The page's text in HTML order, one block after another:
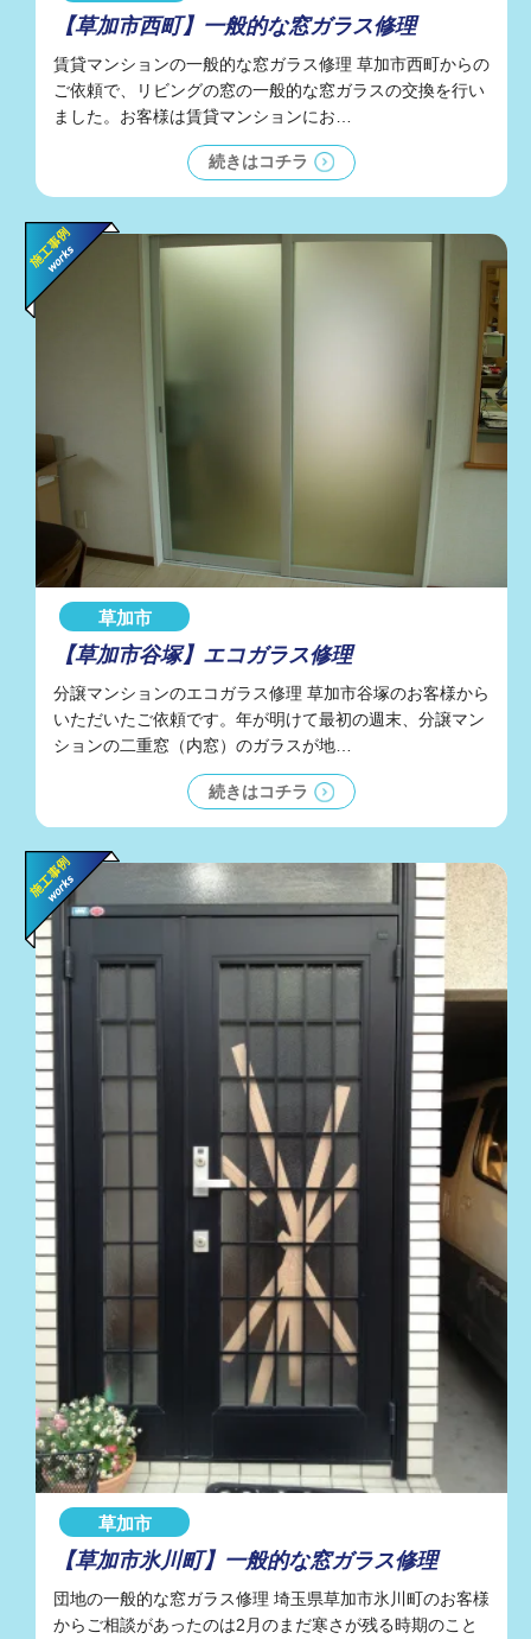
【草加市西町】一般的な窓ガラス修理
賃貸マンションの一般的な窓ガラス修理 草加市西町からの
ご依頼で、リビングの窓の一般的な窓ガラスの交換を行い
ました。お客様は賃貸マンションにお…
続きはコチラ
草加市
【草加市谷塚】エコガラス修理
分譲マンションのエコガラス修理 草加市谷塚のお客様から
いただいたご依頼です。年が明けて最初の週末、分譲マン
ションの二重窓（内窓）のガラスが地…
続きはコチラ
草加市
【草加市氷川町】一般的な窓ガラス修理
団地の一般的な窓ガラス修理 埼玉県草加市氷川町のお客様
からご相談があったのは2月のまだ寒さが残る時期のこと